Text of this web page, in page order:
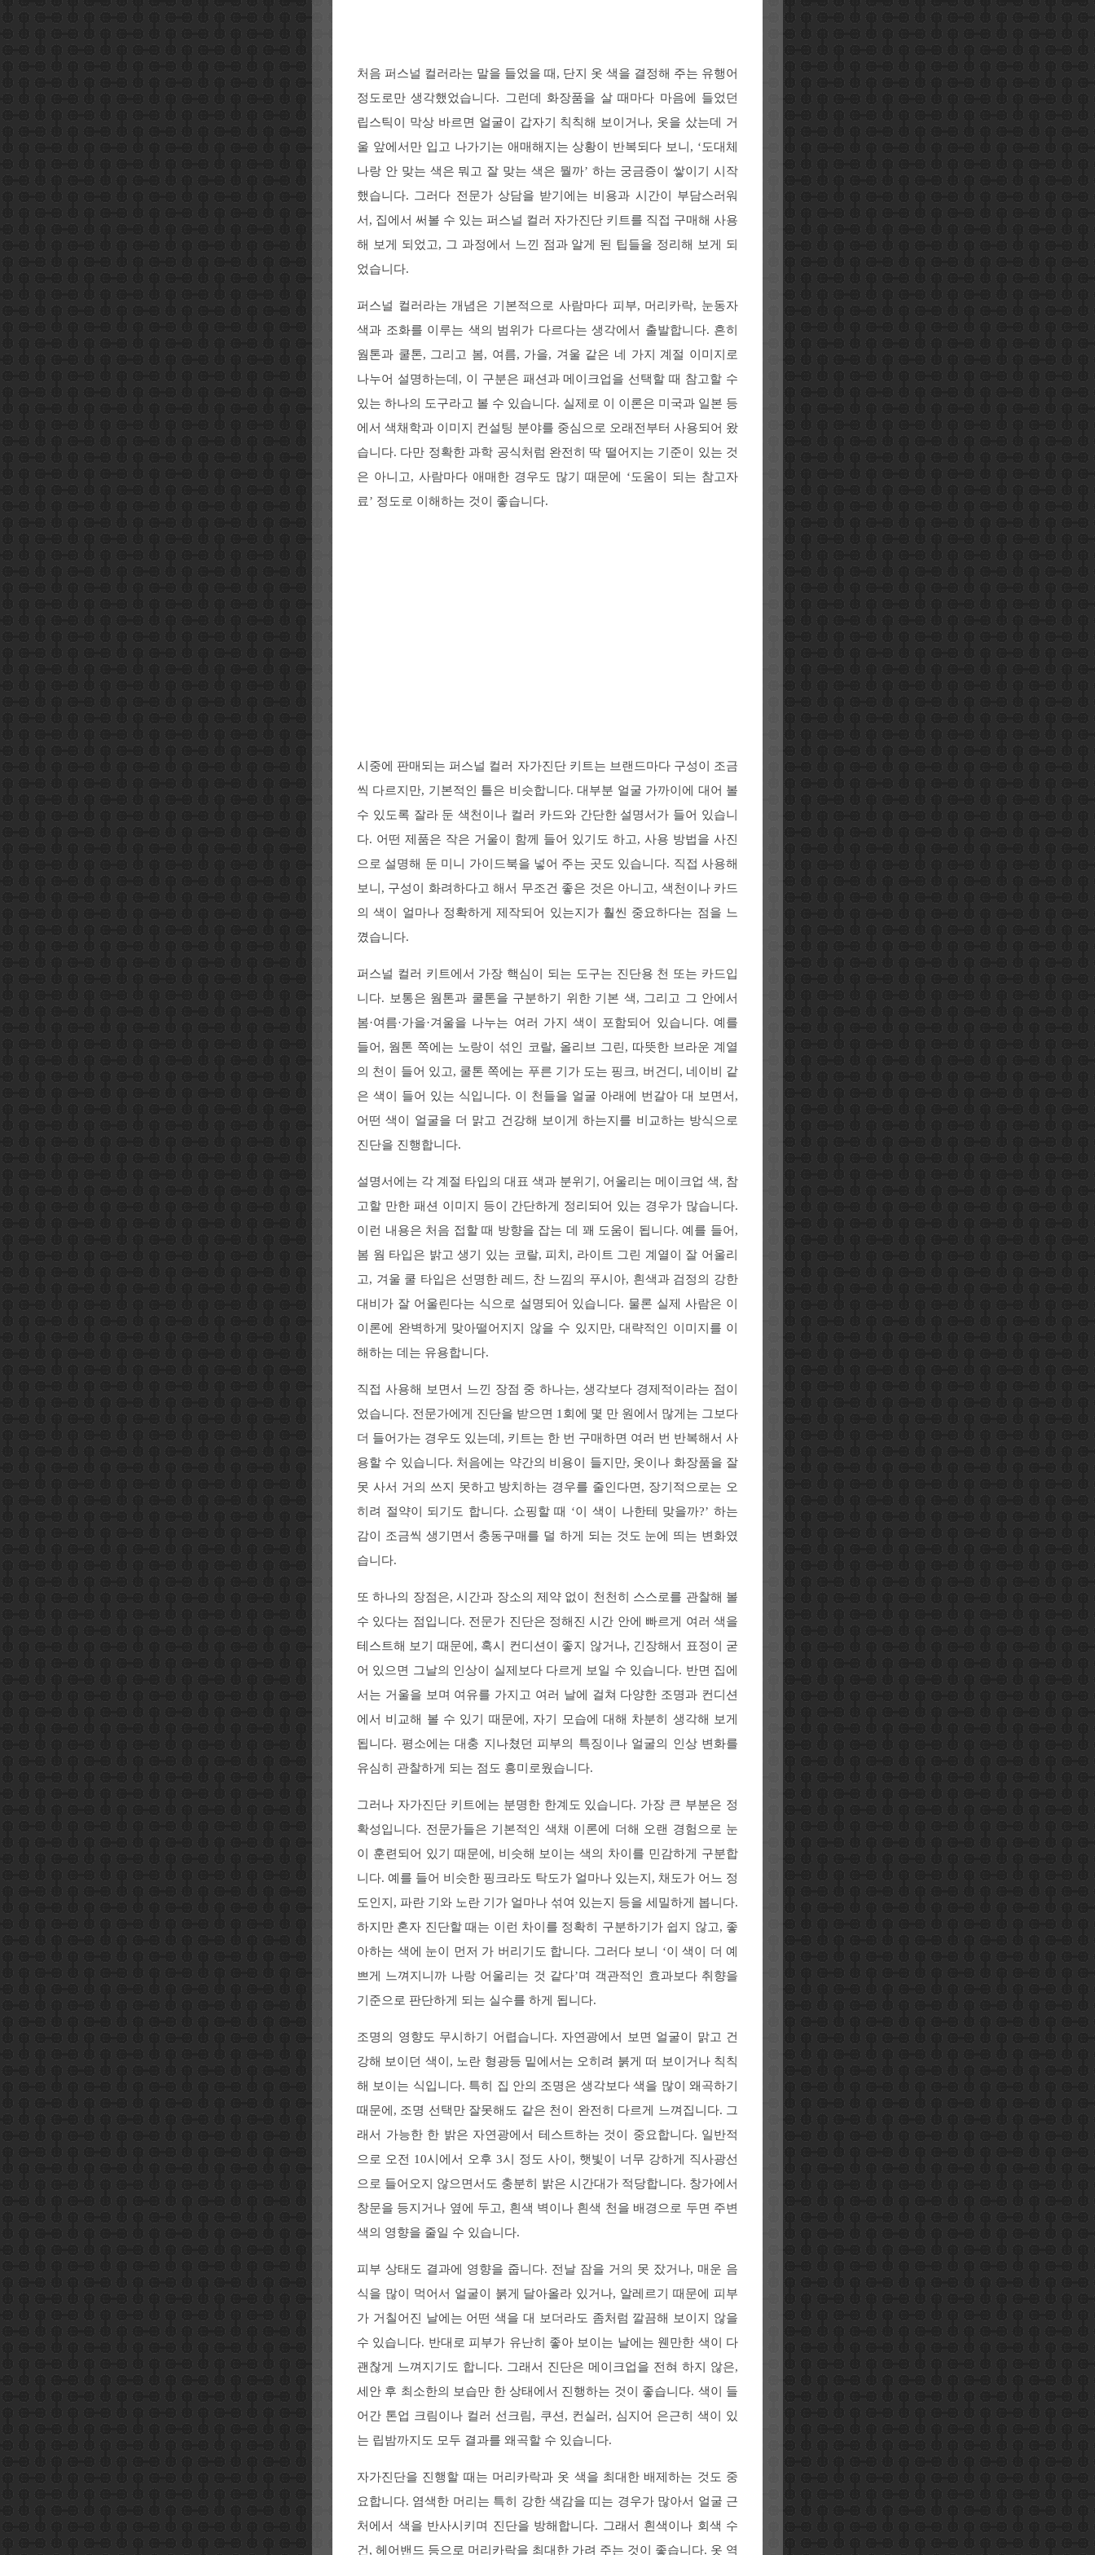
처음 퍼스널 컬러라는 말을 들었을 때, 단지 옷 색을 결정해 주는 유행어
정도로만 생각했었습니다. 그런데 화장품을 살 때마다 마음에 들었던
립스틱이 막상 바르면 얼굴이 갑자기 칙칙해 보이거나, 옷을 샀는데 거
울 앞에서만 입고 나가기는 애매해지는 상황이 반복되다 보니, ‘도대체
나랑 안 맞는 색은 뭐고 잘 맞는 색은 뭘까’ 하는 궁금증이 쌓이기 시작
했습니다. 그러다 전문가 상담을 받기에는 비용과 시간이 부담스러워
서, 집에서 써볼 수 있는 퍼스널 컬러 자가진단 키트를 직접 구매해 사용
해 보게 되었고, 그 과정에서 느낀 점과 알게 된 팁들을 정리해 보게 되
었습니다.
퍼스널 컬러라는 개념은 기본적으로 사람마다 피부, 머리카락, 눈동자
색과 조화를 이루는 색의 범위가 다르다는 생각에서 출발합니다. 흔히
웜톤과 쿨톤, 그리고 봄, 여름, 가을, 겨울 같은 네 가지 계절 이미지로
나누어 설명하는데, 이 구분은 패션과 메이크업을 선택할 때 참고할 수
있는 하나의 도구라고 볼 수 있습니다. 실제로 이 이론은 미국과 일본 등
에서 색채학과 이미지 컨설팅 분야를 중심으로 오래전부터 사용되어 왔
습니다. 다만 정확한 과학 공식처럼 완전히 딱 떨어지는 기준이 있는 것
은 아니고, 사람마다 애매한 경우도 많기 때문에 ‘도움이 되는 참고자
료’ 정도로 이해하는 것이 좋습니다.
시중에 판매되는 퍼스널 컬러 자가진단 키트는 브랜드마다 구성이 조금
씩 다르지만, 기본적인 틀은 비슷합니다. 대부분 얼굴 가까이에 대어 볼
수 있도록 잘라 둔 색천이나 컬러 카드와 간단한 설명서가 들어 있습니
다. 어떤 제품은 작은 거울이 함께 들어 있기도 하고, 사용 방법을 사진
으로 설명해 둔 미니 가이드북을 넣어 주는 곳도 있습니다. 직접 사용해
보니, 구성이 화려하다고 해서 무조건 좋은 것은 아니고, 색천이나 카드
의 색이 얼마나 정확하게 제작되어 있는지가 훨씬 중요하다는 점을 느
꼈습니다.
퍼스널 컬러 키트에서 가장 핵심이 되는 도구는 진단용 천 또는 카드입
니다. 보통은 웜톤과 쿨톤을 구분하기 위한 기본 색, 그리고 그 안에서
봄·여름·가을·겨울을 나누는 여러 가지 색이 포함되어 있습니다. 예를
들어, 웜톤 쪽에는 노랑이 섞인 코랄, 올리브 그린, 따뜻한 브라운 계열
의 천이 들어 있고, 쿨톤 쪽에는 푸른 기가 도는 핑크, 버건디, 네이비 같
은 색이 들어 있는 식입니다. 이 천들을 얼굴 아래에 번갈아 대 보면서,
어떤 색이 얼굴을 더 맑고 건강해 보이게 하는지를 비교하는 방식으로
진단을 진행합니다.
설명서에는 각 계절 타입의 대표 색과 분위기, 어울리는 메이크업 색, 참
고할 만한 패션 이미지 등이 간단하게 정리되어 있는 경우가 많습니다.
이런 내용은 처음 접할 때 방향을 잡는 데 꽤 도움이 됩니다. 예를 들어,
봄 웜 타입은 밝고 생기 있는 코랄, 피치, 라이트 그린 계열이 잘 어울리
고, 겨울 쿨 타입은 선명한 레드, 찬 느낌의 푸시아, 흰색과 검정의 강한
대비가 잘 어울린다는 식으로 설명되어 있습니다. 물론 실제 사람은 이
이론에 완벽하게 맞아떨어지지 않을 수 있지만, 대략적인 이미지를 이
해하는 데는 유용합니다.
직접 사용해 보면서 느낀 장점 중 하나는, 생각보다 경제적이라는 점이
었습니다. 전문가에게 진단을 받으면 1회에 몇 만 원에서 많게는 그보다
더 들어가는 경우도 있는데, 키트는 한 번 구매하면 여러 번 반복해서 사
용할 수 있습니다. 처음에는 약간의 비용이 들지만, 옷이나 화장품을 잘
못 사서 거의 쓰지 못하고 방치하는 경우를 줄인다면, 장기적으로는 오
히려 절약이 되기도 합니다. 쇼핑할 때 ‘이 색이 나한테 맞을까?’ 하는
감이 조금씩 생기면서 충동구매를 덜 하게 되는 것도 눈에 띄는 변화였
습니다.
또 하나의 장점은, 시간과 장소의 제약 없이 천천히 스스로를 관찰해 볼
수 있다는 점입니다. 전문가 진단은 정해진 시간 안에 빠르게 여러 색을
테스트해 보기 때문에, 혹시 컨디션이 좋지 않거나, 긴장해서 표정이 굳
어 있으면 그날의 인상이 실제보다 다르게 보일 수 있습니다. 반면 집에
서는 거울을 보며 여유를 가지고 여러 날에 걸쳐 다양한 조명과 컨디션
에서 비교해 볼 수 있기 때문에, 자기 모습에 대해 차분히 생각해 보게
됩니다. 평소에는 대충 지나쳤던 피부의 특징이나 얼굴의 인상 변화를
유심히 관찰하게 되는 점도 흥미로웠습니다.
그러나 자가진단 키트에는 분명한 한계도 있습니다. 가장 큰 부분은 정
확성입니다. 전문가들은 기본적인 색채 이론에 더해 오랜 경험으로 눈
이 훈련되어 있기 때문에, 비슷해 보이는 색의 차이를 민감하게 구분합
니다. 예를 들어 비슷한 핑크라도 탁도가 얼마나 있는지, 채도가 어느 정
도인지, 파란 기와 노란 기가 얼마나 섞여 있는지 등을 세밀하게 봅니다.
하지만 혼자 진단할 때는 이런 차이를 정확히 구분하기가 쉽지 않고, 좋
아하는 색에 눈이 먼저 가 버리기도 합니다. 그러다 보니 ‘이 색이 더 예
쁘게 느껴지니까 나랑 어울리는 것 같다’며 객관적인 효과보다 취향을
기준으로 판단하게 되는 실수를 하게 됩니다.
조명의 영향도 무시하기 어렵습니다. 자연광에서 보면 얼굴이 맑고 건
강해 보이던 색이, 노란 형광등 밑에서는 오히려 붉게 떠 보이거나 칙칙
해 보이는 식입니다. 특히 집 안의 조명은 생각보다 색을 많이 왜곡하기
때문에, 조명 선택만 잘못해도 같은 천이 완전히 다르게 느껴집니다. 그
래서 가능한 한 밝은 자연광에서 테스트하는 것이 중요합니다. 일반적
으로 오전 10시에서 오후 3시 정도 사이, 햇빛이 너무 강하게 직사광선
으로 들어오지 않으면서도 충분히 밝은 시간대가 적당합니다. 창가에서
창문을 등지거나 옆에 두고, 흰색 벽이나 흰색 천을 배경으로 두면 주변
색의 영향을 줄일 수 있습니다.
피부 상태도 결과에 영향을 줍니다. 전날 잠을 거의 못 잤거나, 매운 음
식을 많이 먹어서 얼굴이 붉게 달아올라 있거나, 알레르기 때문에 피부
가 거칠어진 날에는 어떤 색을 대 보더라도 좀처럼 깔끔해 보이지 않을
수 있습니다. 반대로 피부가 유난히 좋아 보이는 날에는 웬만한 색이 다
괜찮게 느껴지기도 합니다. 그래서 진단은 메이크업을 전혀 하지 않은,
세안 후 최소한의 보습만 한 상태에서 진행하는 것이 좋습니다. 색이 들
어간 톤업 크림이나 컬러 선크림, 쿠션, 컨실러, 심지어 은근히 색이 있
는 립밤까지도 모두 결과를 왜곡할 수 있습니다.
자가진단을 진행할 때는 머리카락과 옷 색을 최대한 배제하는 것도 중
요합니다. 염색한 머리는 특히 강한 색감을 띠는 경우가 많아서 얼굴 근
처에서 색을 반사시키며 진단을 방해합니다. 그래서 흰색이나 회색 수
건, 헤어밴드 등으로 머리카락을 최대한 가려 주는 것이 좋습니다. 옷 역